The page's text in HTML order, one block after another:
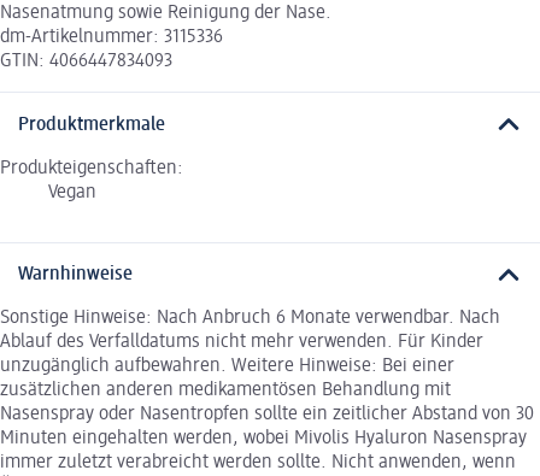
Nasenatmung sowie Reinigung der Nase.
dm-Artikelnummer: 3115336
GTIN: 4066447834093
Produktmerkmale
Produkteigenschaften:
Vegan
Warnhinweise
Sonstige Hinweise: Nach Anbruch 6 Monate verwendbar. Nach
Ablauf des Verfalldatums nicht mehr verwenden. Für Kinder
unzugänglich aufbewahren. Weitere Hinweise: Bei einer
zusätzlichen anderen medikamentösen Behandlung mit
Nasenspray oder Nasentropfen sollte ein zeitlicher Abstand von 30
Minuten eingehalten werden, wobei Mivolis Hyaluron Nasenspray
immer zuletzt verabreicht werden sollte. Nicht anwenden, wenn